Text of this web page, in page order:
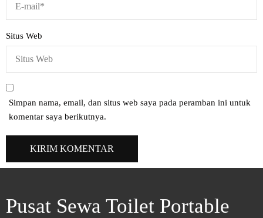
Situs Web
Simpan nama, email, dan situs web saya pada peramban ini untuk
komentar saya berikutnya.
Pusat Sewa Toilet Portable